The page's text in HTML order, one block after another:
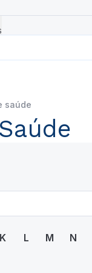
saúde
K L M N